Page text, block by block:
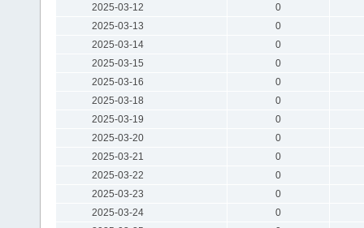
2025-03-12
0
2025-03-13
0
2025-03-14
0
2025-03-15
0
2025-03-16
0
2025-03-18
0
2025-03-19
0
2025-03-20
0
2025-03-21
0
2025-03-22
0
2025-03-23
0
2025-03-24
0